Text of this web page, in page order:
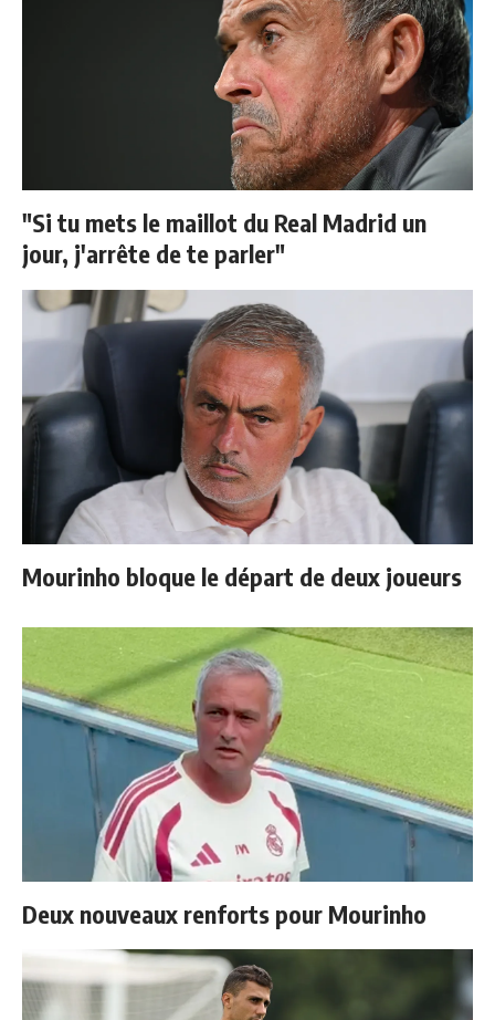
"Si tu mets le maillot du Real Madrid un
jour, j'arrête de te parler"
Mourinho bloque le départ de deux joueurs
Deux nouveaux renforts pour Mourinho